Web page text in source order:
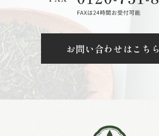
お問い合わせはこちら